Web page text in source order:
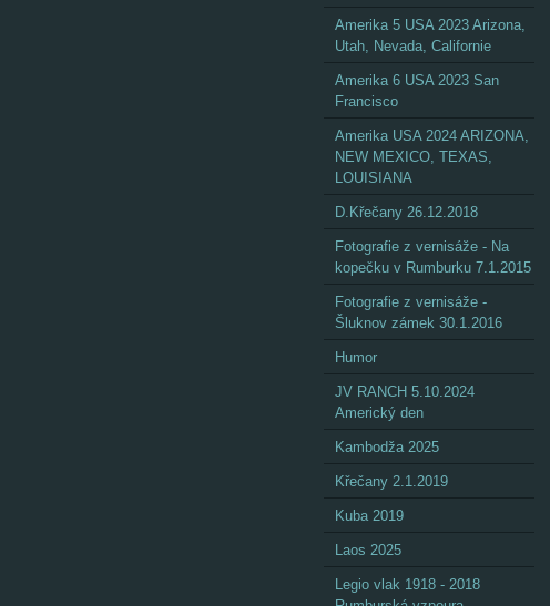
Amerika 5 USA 2023 Arizona,
Utah, Nevada, Californie
Amerika 6 USA 2023 San
Francisco
Amerika USA 2024 ARIZONA,
NEW MEXICO, TEXAS,
LOUISIANA
D.Křečany 26.12.2018
Fotografie z vernisáže - Na
kopečku v Rumburku 7.1.2015
Fotografie z vernisáže -
Šluknov zámek 30.1.2016
Humor
JV RANCH 5.10.2024
Americký den
Kambodža 2025
Křečany 2.1.2019
Kuba 2019
Laos 2025
Legio vlak 1918 - 2018